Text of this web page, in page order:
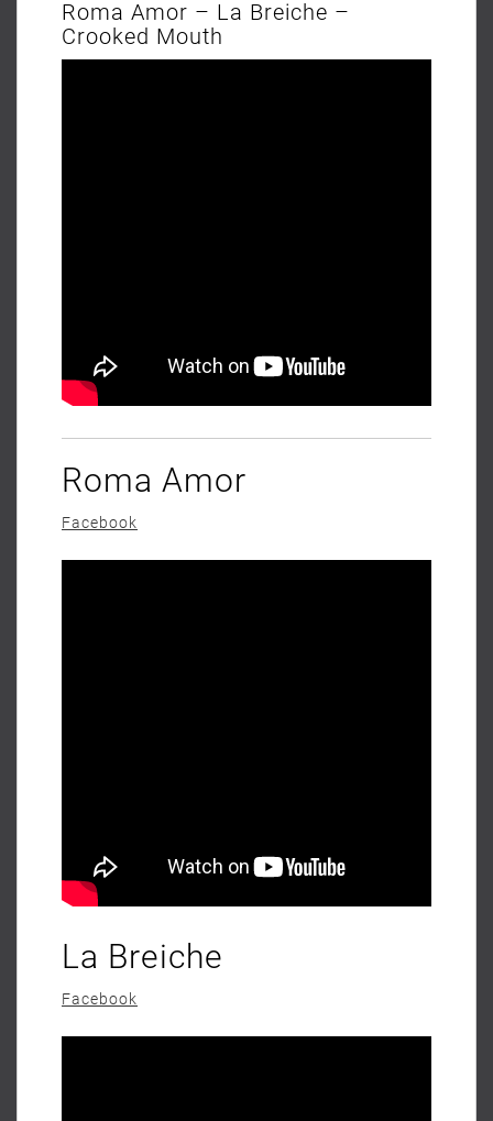
Roma Amor – La Breiche –
Crooked Mouth
Roma Amor
Facebook
La Breiche
Facebook